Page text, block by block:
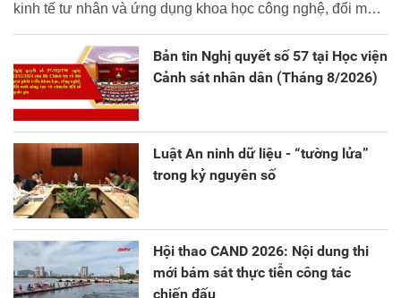
kinh tế tư nhân và ứng dụng khoa học công nghệ, đổi mới
Bản tin Nghị quyết số 57 tại Học viện
Cảnh sát nhân dân (Tháng 8/2026)
Luật An ninh dữ liệu - “tường lửa”
trong kỷ nguyên số
Hội thao CAND 2026: Nội dung thi
mới bám sát thực tiễn công tác
chiến đấu